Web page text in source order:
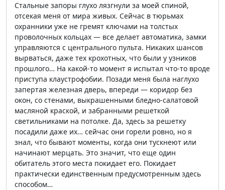
Стальные запоры глухо лязгнули за моей спиной,
отсекая меня от мира живых. Сейчас в тюрьмах
охранники уже не гремят ключами на толстых
проволочных кольцах — все делает автоматика, замки
управляются с центрального пульта. Никаких шансов
вырваться, даже тех крохотных, что были у узников
прошлого… На какой-то момент я испытал что-то вроде
приступа клаустрофобии. Позади меня была наглухо
запертая железная дверь, впереди — коридор без
окон, со стенами, выкрашенными бледно-салатовой
масляной краской, и забранными решеткой
светильниками на потолке. Да, здесь за решетку
посадили даже их… сейчас они горели ровно, но я
знал, что бывают моменты, когда они тускнеют или
начинают мерцать. Это значит, что еще один
обитатель этого места покидает его. Покидает
практически единственным предусмотренным здесь
способом…